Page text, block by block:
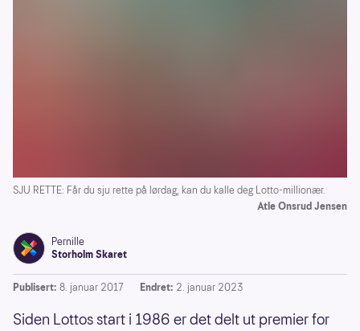
SJU RETTE: Får du sju rette på lørdag, kan du kalle deg Lotto-millionær.
Atle Onsrud Jensen
Pernille
Storholm Skaret
Publisert: 8. januar 2017 Endret: 2. januar 2023
Siden Lottos start i 1986 er det delt ut premier for